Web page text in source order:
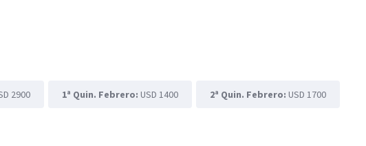
2900 1ª Quin. Febrero: USD 1400 2ª Quin. Febrero: USD 1700